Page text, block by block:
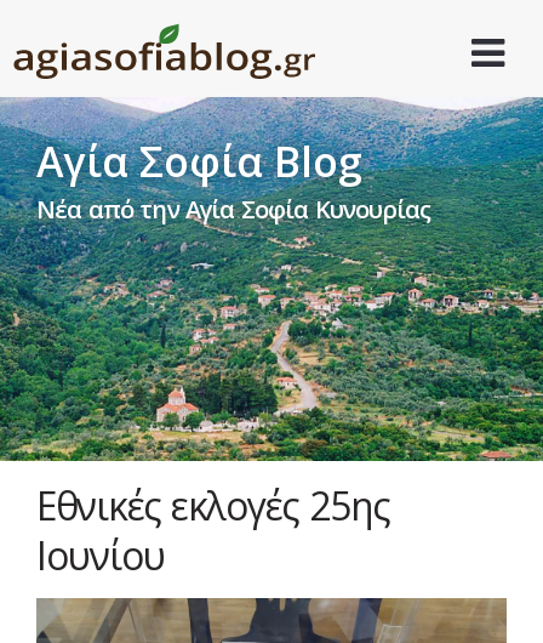
Αγία Σοφία Blog
Νέα από την Αγία Σοφία Κυνουρίας
Εθνικές εκλογές 25ης
Ιουνίου